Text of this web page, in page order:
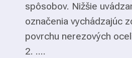
spôsobov. Nižšie
označenia vychádzajúc
povrchu nerezových
2. ....